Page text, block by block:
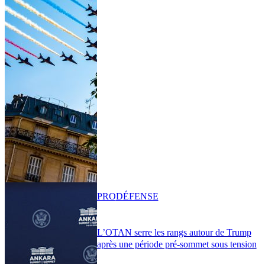
L’OTAN serre les rangs autour de Trump
après une période pré-sommet sous tension
PRODÉFENSE